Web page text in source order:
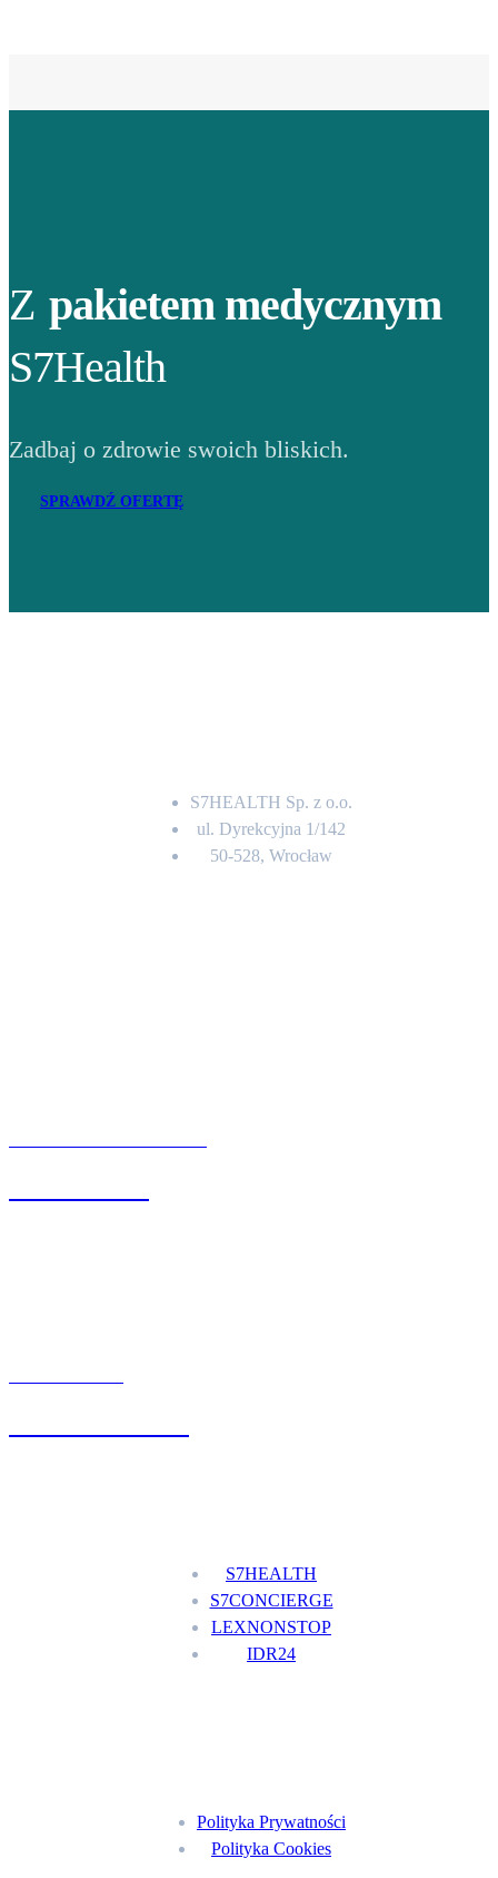
Z pakietem medycznym
S7Health
Zadbaj o zdrowie swoich bliskich.
SPRAWDŹ OFERTĘ
S7HEALTH Sp. z o.o.
ul. Dyrekcyjna 1/142
50-528, Wrocław
S7HEALTH
S7CONCIERGE
LEXNONSTOP
IDR24
Polityka Prywatności
Polityka Cookies